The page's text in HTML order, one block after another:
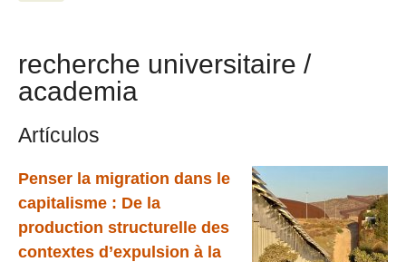
recherche universitaire /
academia
Artículos
Penser la migration dans le
capitalisme : De la
production structurelle des
contextes d’expulsion à la